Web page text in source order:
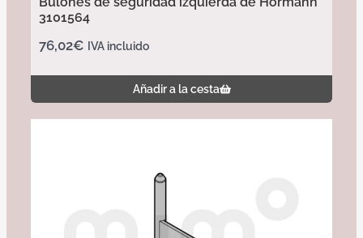
3101564
76,02€ IVA incluido
Añadir a la cesta